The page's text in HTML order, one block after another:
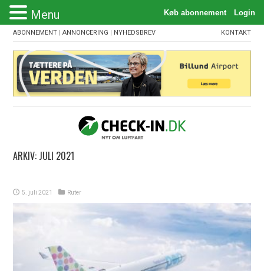
ABONNEMENT |ANNONCERING | NYHEDSBREV KONTAKT
ARKIV: JULI 2021
5. juli 2021 Ruter
Menu